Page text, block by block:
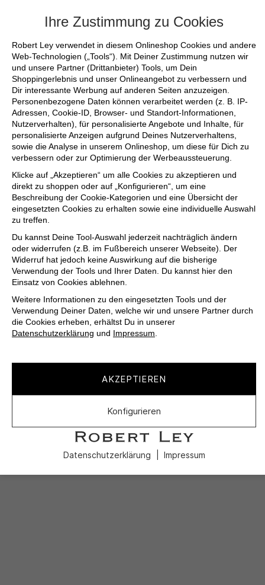
Ihre Zustimmung zu Cookies
Robert Ley verwendet in diesem Onlineshop Cookies und andere
Web-Technologien („Tools“). Mit Deiner Zustimmung nutzen wir
und unsere Partner (Drittanbieter) Tools, um Dein
Shoppingerlebnis und unser Onlineangebot zu verbessern und
Dir interessante Werbung auf anderen Seiten anzuzeigen.
Personenbezogene Daten können verarbeitet werden (z. B. IP-
Adressen, Cookie-ID, Browser- und Standort-Informationen,
Nutzerverhalten), für personalisierte Angebote und Inhalte, für
personalisierte Anzeigen aufgrund Deines Nutzerverhaltens,
sowie die Analyse in unserem Onlineshop, um diese für Dich zu
verbessern oder zur Optimierung der Werbeaussteuerung.
Klicke auf „Akzeptieren“ um alle Cookies zu akzeptieren und
direkt zu shoppen oder auf „Konfigurieren“, um eine
Beschreibung der Cookie-Kategorien und eine Übersicht der
eingesetzten Cookies zu erhalten sowie eine individuelle Auswahl
zu treffen.
Du kannst Deine Tool-Auswahl jederzeit nachträglich ändern
oder widerrufen (z.B. im Fußbereich unserer Webseite). Der
Widerruf hat jedoch keine Auswirkung auf die bisherige
Verwendung der Tools und Ihrer Daten. Du kannst hier den
Einsatz von Cookies ablehnen.
Weitere Informationen zu den eingesetzten Tools und der
Verwendung Deiner Daten, welche wir und unsere Partner durch
die Cookies erheben, erhältst Du in unserer
Datenschutzerklärung und Impressum.
AKZEPTIEREN
Konfigurieren
Datenschutzerklärung Impressum